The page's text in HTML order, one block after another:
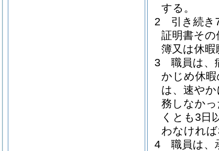
する。
2
引き続き
証明書そ
簿又は休
3
職員は、
かじめ休
は、速や
務しなか
くとも3日
わなけれ
4
職員は、